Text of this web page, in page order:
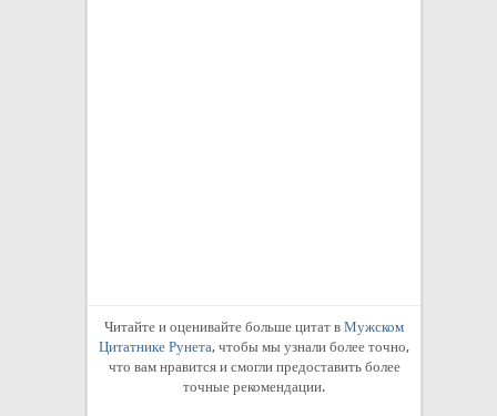
Читайте и оценивайте больше цитат в Мужском
Цитатнике Рунета, чтобы мы узнали более точно,
что вам нравится и смогли предоставить более
точные рекомендации.